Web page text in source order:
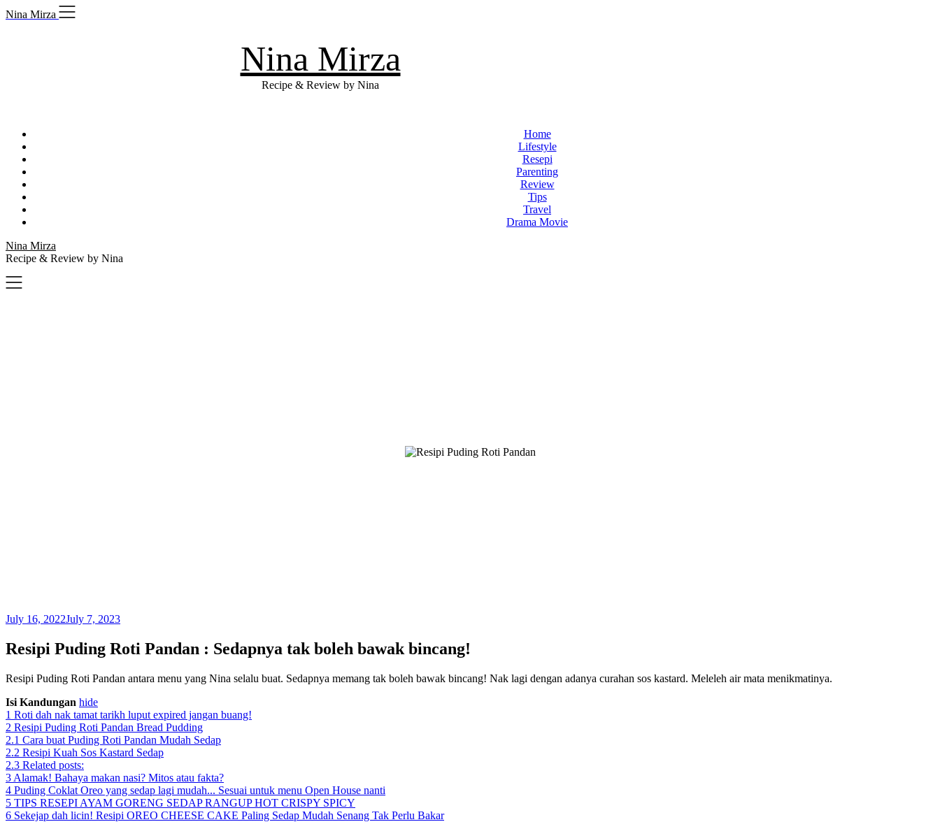
Skip
to
Nina Mirza
Nina Mirza
Recipe & Review by Nina
Home
Lifestyle
Resepi
Parenting
Review
Tips
Travel
Drama Movie
Nina Mirza
Recipe & Review by Nina
July 16, 2022July 7, 2023
Resipi Puding Roti Pandan : Sedapnya tak boleh bawak bincang!
Resipi Puding Roti Pandan antara menu yang Nina selalu buat. Sedapnya memang tak boleh bawak bincang! Nak lagi dengan adanya curahan sos kastard. Meleleh air mata menikmatinya.
Isi Kandungan hide
1 Roti dah nak tamat tarikh luput expired jangan buang!
2 Resipi Puding Roti Pandan Bread Pudding
2.1 Cara buat Puding Roti Pandan Mudah Sedap
2.2 Resipi Kuah Sos Kastard Sedap
2.3 Related posts:
3 Alamak! Bahaya makan nasi? Mitos atau fakta?
4 Puding Coklat Oreo yang sedap lagi mudah... Sesuai untuk menu Open House nanti
5 TIPS RESEPI AYAM GORENG SEDAP RANGUP HOT CRISPY SPICY
6 Sekejap dah licin! Resipi OREO CHEESE CAKE Paling Sedap Mudah Senang Tak Perlu Bakar